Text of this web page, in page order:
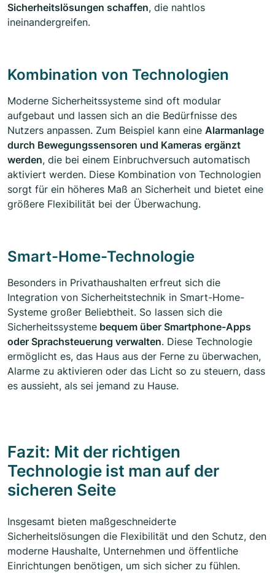
Sicherheitslösungen schaffen, die nahtlos
ineinandergreifen.
Kombination von Technologien
Moderne Sicherheitssysteme sind oft modular
aufgebaut und lassen sich an die Bedürfnisse des
Nutzers anpassen. Zum Beispiel kann eine Alarmanlage
durch Bewegungssensoren und Kameras ergänzt
werden, die bei einem Einbruchversuch automatisch
aktiviert werden. Diese Kombination von Technologien
sorgt für ein höheres Maß an Sicherheit und bietet eine
größere Flexibilität bei der Überwachung.
Smart-Home-Technologie
Besonders in Privathaushalten erfreut sich die
Integration von Sicherheitstechnik in Smart-Home-
Systeme großer Beliebtheit. So lassen sich die
Sicherheitssysteme bequem über Smartphone-Apps
oder Sprachsteuerung verwalten. Diese Technologie
ermöglicht es, das Haus aus der Ferne zu überwachen,
Alarme zu aktivieren oder das Licht so zu steuern, dass
es aussieht, als sei jemand zu Hause.
Fazit: Mit der richtigen
Technologie ist man auf der
sicheren Seite
Insgesamt bieten maßgeschneiderte
Sicherheitslösungen die Flexibilität und den Schutz, den
moderne Haushalte, Unternehmen und öffentliche
Einrichtungen benötigen, um sich sicher zu fühlen.